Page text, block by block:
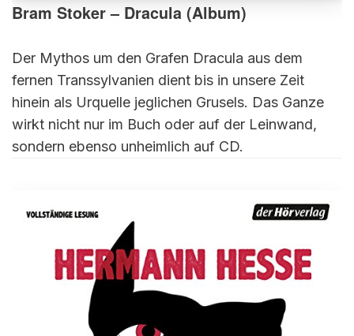
Bram Stoker – Dracula (Album)
Der Mythos um den Grafen Dracula aus dem
fernen Transsylvanien dient bis in unsere Zeit
hinein als Urquelle jeglichen Grusels. Das Ganze
wirkt nicht nur im Buch oder auf der Leinwand,
sondern ebenso unheimlich auf CD.